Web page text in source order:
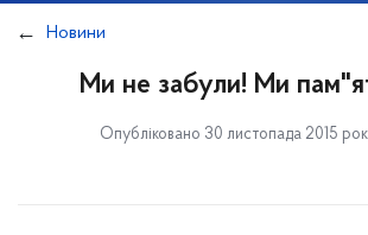
Новини
Ми не забули! Ми
Опубліковано 30 листопада 2015